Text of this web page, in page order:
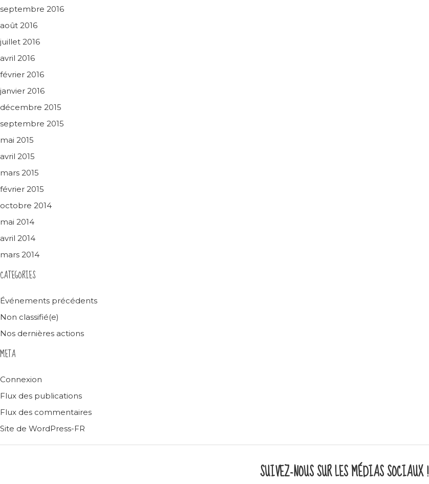
septembre 2016
août 2016
juillet 2016
avril 2016
février 2016
janvier 2016
décembre 2015
septembre 2015
mai 2015
avril 2015
mars 2015
février 2015
octobre 2014
mai 2014
avril 2014
mars 2014
CATEGORIES
Événements précédents
Non classifié(e)
Nos dernières actions
META
Connexion
Flux des publications
Flux des commentaires
Site de WordPress-FR
SUIVEZ-NOUS SUR LES MÉDIAS SOCIAUX !